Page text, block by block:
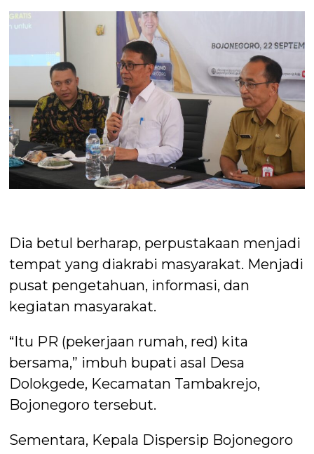
Dia betul berharap, perpustakaan menjadi
tempat yang diakrabi masyarakat. Menjadi
pusat pengetahuan, informasi, dan
kegiatan masyarakat.
“Itu PR (pekerjaan rumah, red) kita
bersama,” imbuh bupati asal Desa
Dolokgede, Kecamatan Tambakrejo,
Bojonegoro tersebut.
Sementara, Kepala Dispersip Bojonegoro